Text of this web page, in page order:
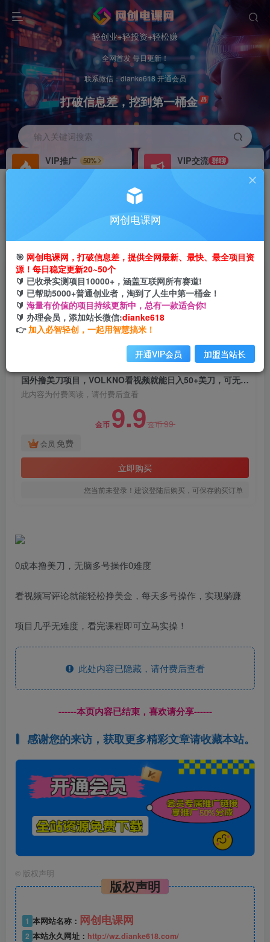
轻创业+轻投资+轻松赚
全网首发 每日更新！
联系微信：dianke618 开通会员
打破信息差，挖到第一桶金
输入关键词搜索
VIP推广
50%
VIP交流 群聊
研究探讨更多创业项目路子。
搭建同款网站，自己当老板
国外撸美刀项目，VOLKNO看视频就能日入50+美
刀，可无脑多号操作
网创电课网
2年前发布
888 115
国外撸美刀项目，VOLKNO看视频就能日入50+美刀，可无脑多号操作
此内容为付费阅读，请付费后查看
金币 9.9金币99
会员 免费
立即购买
您当前未登录！建议登陆后购买，可保存购买订单
0成本撸美刀，无脑多号操作0难度
看视频写评论就能轻松挣美金，每天多号操作，实现躺赚
项目几乎无难度，看完课程即可立马实操！
此处内容已隐藏，请付费后查看
------本页内容已结束，喜欢请分享------
感谢您的来访，获取更多精彩文章请收藏本站。
© 版权声明
版权声明
1 本网站名称： 网创电课网
2 本站永久网址： http://wz.dianke618.com/
网创电课网
🎯 网创电课网，打破信息差，提供全网最新、最快、最全项目资
源！每日稳定更新20~50个
🔰 已收录实测项目10000+，涵盖互联网所有赛道!
🔰 已帮助5000+普通创业者，淘到了人生中第一桶金！
🔰 海量有价值的项目持续更新中，总有一款适合你!
🔰 办理会员，添加站长微信:dianke618
👉 加入必智轻创，一起用智慧搞米！
开通VIP会员 加盟当站长